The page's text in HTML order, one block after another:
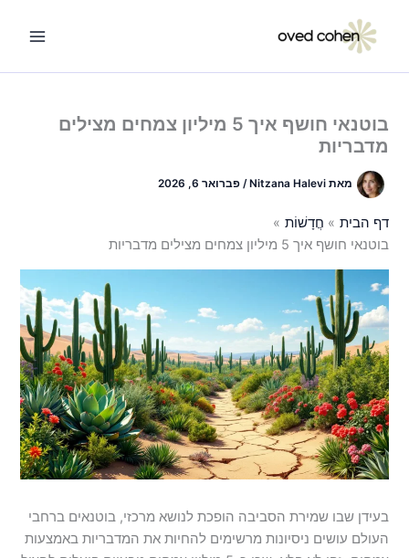
בוטנאי חושף איך 5 מיליון צמחים מצילים
מדבריות
מאתNitzana Halevi
/פברואר 6, 2026
דף הבית
חֲדָשׁוֹת
בוטנאי חושף איך 5 מיליון צמחים מצילים מדבריות
בעידן שבו שמירת הסביבה הופכת לנושא מרכזי, בוטנאים ברחבי
העולם עושים ניסיונות מרשימים להחיות את המדבריות באמצעות